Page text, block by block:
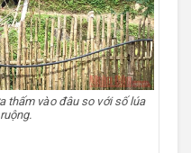
thấm vào đâu so với số lúa